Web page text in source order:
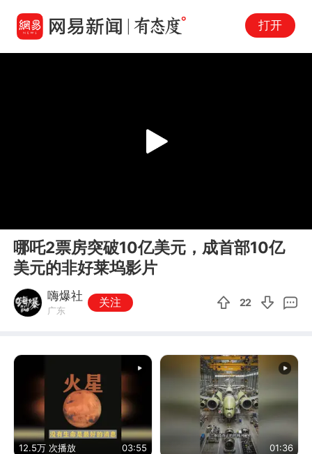
打开
Play
哪吒2票房突破10亿美元，成首部10亿
美元的非好莱坞影片
嗨爆社
广东
关注 22
12.5万 次播放 03:55 01:36